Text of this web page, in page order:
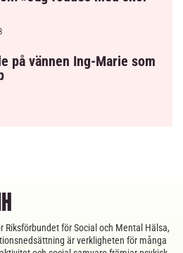
på vännen Ing-Marie som
Riksförbundet för Social och Mental Hälsa,
är verkligheten för många